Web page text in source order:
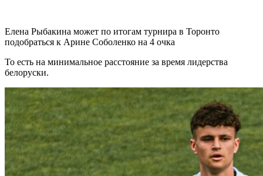
Елена Рыбакина может по итогам турнира в Торонто
подобраться к Арине Соболенко на 4 очка
То есть на минимальное расстояние за время лидерства
белоруски.